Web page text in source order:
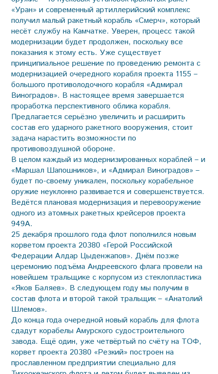
«Уран» и современный артиллерийский комплекс
получил малый ракетный корабль «Смерч», который
несёт службу на Камчатке. Уверен, процесс такой
модернизации будет продолжен, поскольку все
показания к этому есть. Уже существует
принципиальное решение по проведению ремонта с
модернизацией очередного корабля проекта 1155 –
большого противолодочного корабля «Адмирал
Виноградов». В настоящее время завершается
проработка перспективного облика корабля.
Предлагается серьёзно увеличить и расширить
состав его ударного ракетного вооружения, стоит
задача нарастить возможности по
противовоздушной обороне.
В целом каждый из модернизированных кораблей – и
«Маршал Шапошников», и «Адмирал Виноградов» –
будет по-своему уникален, поскольку корабельное
оружие неуклонно развивается и совершенствуется.
Ведётся плановая модернизация и перевооружение
одного из атомных ракетных крейсеров проекта
949А.
25 декабря прошлого года флот пополнился новым
корветом проекта 20380 «Герой Российской
Федерации Алдар Цыденжапов». Днём позже
церемонию подъёма Андреевского флага провели на
новейшем тральщике с корпусом из стеклопластика
«Яков Баляев». В следующем году мы получим в
состав флота и второй такой тральщик – «Анатолий
Шлемов».
До конца года очередной новый корабль для флота
сдадут корабелы Амурского судостроительного
завода. Ещё один, уже четвёртый по счёту на ТОФ,
корвет проекта 20380 «Резкий» построен на
прославленном предприятии специально для